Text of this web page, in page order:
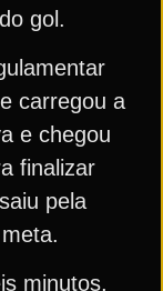
gol.
carregou a
e chegou
finalizar
pela
minutos,